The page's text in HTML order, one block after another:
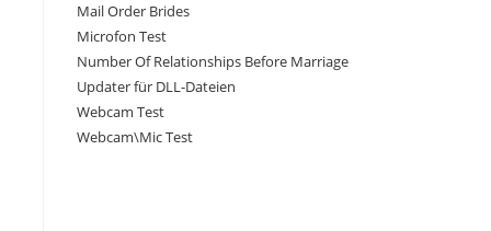
Mail Order Brides
Microfon Test
Number Of Relationships Before Marriage
Updater für DLL-Dateien
Webcam Test
Webcam\Mic Test